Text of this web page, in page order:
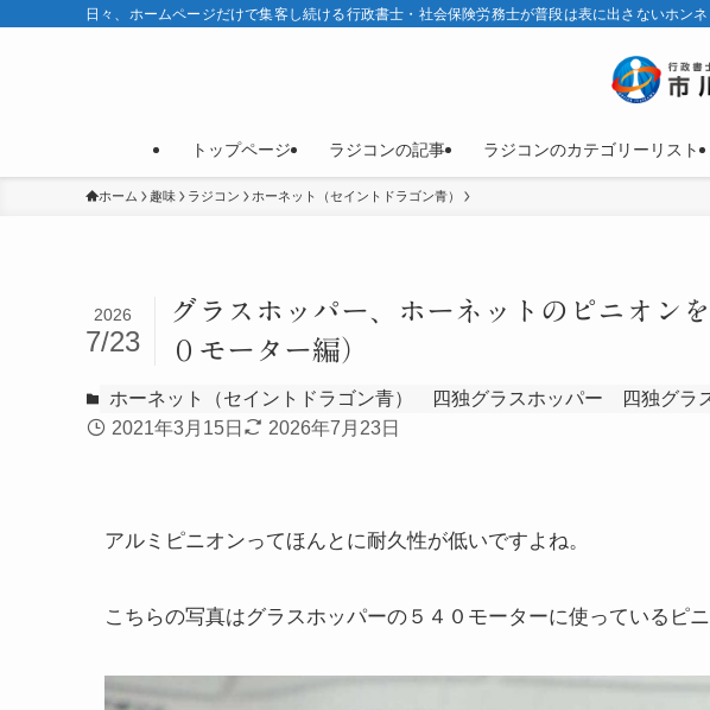
日々、ホームページだけで集客し続ける行政書士・社会保険労務士が普段は表に出さないホン
トップページ ラジコンの記事 ラジコンのカテゴリーリスト
ホーム 趣味 ラジコン ホーネット（セイントドラゴン青）
グラスホッパー、ホーネットのピニオン
０モーター編）
2026
7/23
ホーネット（セイントドラゴン青） 四独グラスホッパー 四独グラ
2021年3月15日
2026年7月23日
アルミピニオンってほんとに耐久性が低いですよね。
こちらの写真はグラスホッパーの５４０モーターに使っているピニ